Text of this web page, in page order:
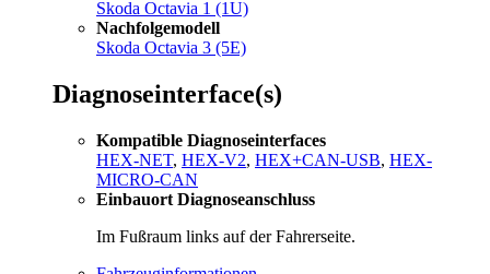
Skoda Octavia 1 (1U)
Nachfolgemodell
Skoda Octavia 3 (5E)
Diagnoseinterface(s)
Kompatible Diagnoseinterfaces
HEX-NET, HEX-V2, HEX+CAN-USB, HEX-
MICRO-CAN
Einbauort Diagnoseanschluss
Im Fußraum links auf der Fahrerseite.